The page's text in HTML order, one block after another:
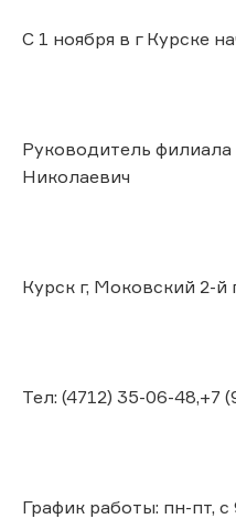
С 1 ноября в г Курске
Руководитель
Николаевич
Курск г, Моковский 2-
Тел: (4712) 35-06-48,+7
График работы: пн-пт,